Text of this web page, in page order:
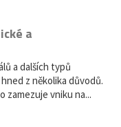
a
a dalších typů
z několika důvodů.
zamezuje vniku na...